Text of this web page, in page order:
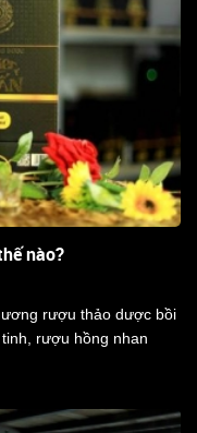
nào?
rượu thảo dược bồi
rượu hồng nhan